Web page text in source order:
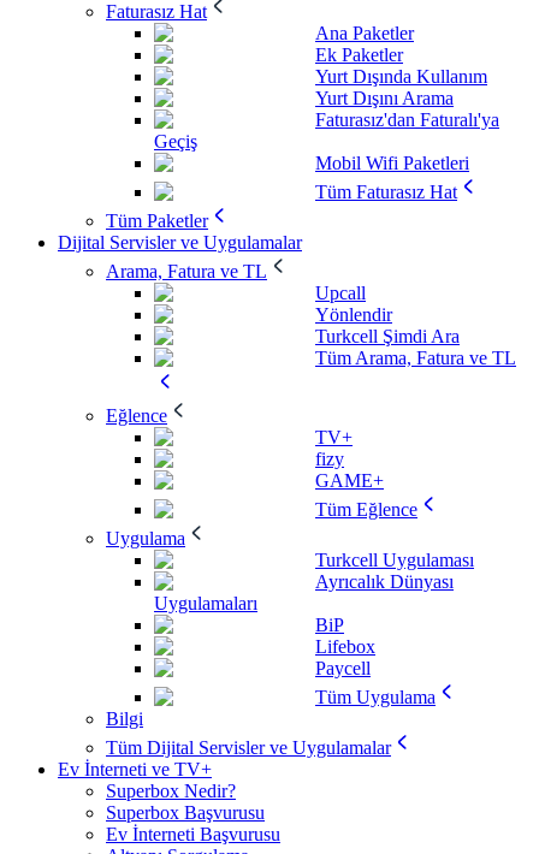
Faturasız Hat
Ana Paketler
Ek Paketler
Yurt Dışında Kullanım
Yurt Dışını Arama
Faturasız'dan Faturalı'ya
Geçiş
Mobil Wifi Paketleri
Tüm Faturasız Hat
Tüm Paketler
Dijital Servisler ve Uygulamalar
Arama, Fatura ve TL
Upcall
Yönlendir
Turkcell Şimdi Ara
Tüm Arama, Fatura ve TL
Eğlence
TV+
fizy
GAME+
Tüm Eğlence
Uygulama
Turkcell Uygulaması
Ayrıcalık Dünyası
Uygulamaları
BiP
Lifebox
Paycell
Tüm Uygulama
Bilgi
Tüm Dijital Servisler ve Uygulamalar
Ev İnterneti ve TV+
Superbox Nedir?
Superbox Başvurusu
Ev İnterneti Başvurusu